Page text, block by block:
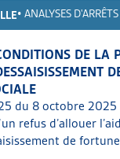
• ANALYSES D'ARRÊTS
DE LA
du 8 octobre
refus d’allouer
de